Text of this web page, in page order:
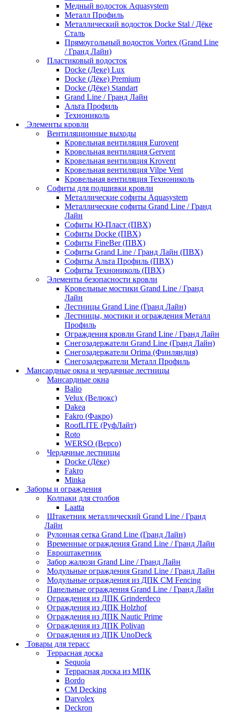
Медный водосток Aquasystem
Металл Профиль
Металлический водосток Docke Stal / Дёке
Сталь
Прямоугольный водосток Vortex (Grand Line
/ Гранд Лайн)
Пластиковый водосток
Docke (Деке) Lux
Docke (Дёке) Premium
Docke (Дёке) Standart
Grand Line / Гранд Лайн
Альта Профиль
Технониколь
Элементы кровли
Вентиляционные выходы
Кровельная вентиляция Eurovent
Кровельная вентиляция Gervent
Кровельная вентиляция Krovent
Кровельная вентиляция Vilpe Vent
Кровельная вентиляция Технониколь
Cофиты для подшивки кровли
Металлические софиты Aquasystem
Металлические софиты Grand Line / Гранд
Лайн
Софиты Ю-Пласт (ПВХ)
Софиты Docke (ПВХ)
Софиты FineBer (ПВХ)
Софиты Grand Line / Гранд Лайн (ПВХ)
Софиты Альта Профиль (ПВХ)
Софиты Технониколь (ПВХ)
Элементы безопасности кровли
Кровельные мостики Grand Line / Гранд
Лайн
Лестницы Grand Line (Гранд Лайн)
Лестницы, мостики и ограждения Металл
Профиль
Ограждения кровли Grand Line / Гранд Лайн
Снегозадержатели Grand Line (Гранд Лайн)
Снегозадержатели Orima (Финляндия)
Снегозадержатели Металл Профиль
Мансардные окна и чердачные лестницы
Мансардные окна
Balio
Velux (Велюкс)
Dakea
Fakro (Факро)
RoofLITE (РуфЛайт)
Roto
WERSO (Версо)
Чердачные лестницы
Docke (Дёке)
Fakro
Minka
Заборы и ограждения
Колпаки для столбов
Laatta
Штакетник металлический Grand Line / Гранд
Лайн
Рулонная сетка Grand Line (Гранд Лайн)
Временные ограждения Grand Line / Гранд Лайн
Евроштакетник
Забор жалюзи Grand Line / Гранд Лайн
Модульные ограждения Grand Line / Гранд Лайн
Модульные ограждения из ДПК CM Fencing
Панельные ограждения Grand Line / Гранд Лайн
Ограждения из ДПК Grinderdeco
Ограждения из ДПК Holzhof
Ограждения из ДПК Nautic Prime
Ограждения из ДПК Polivan
Ограждения из ДПК UnoDeck
Товары для терасс
Террасная доска
Sequoia
Террасная доска из МПК
Bordo
CM Decking
Darvolex
Deckron